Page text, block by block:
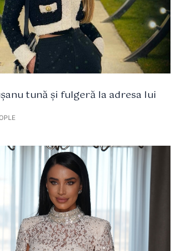
tună și fulgeră la adresa lui